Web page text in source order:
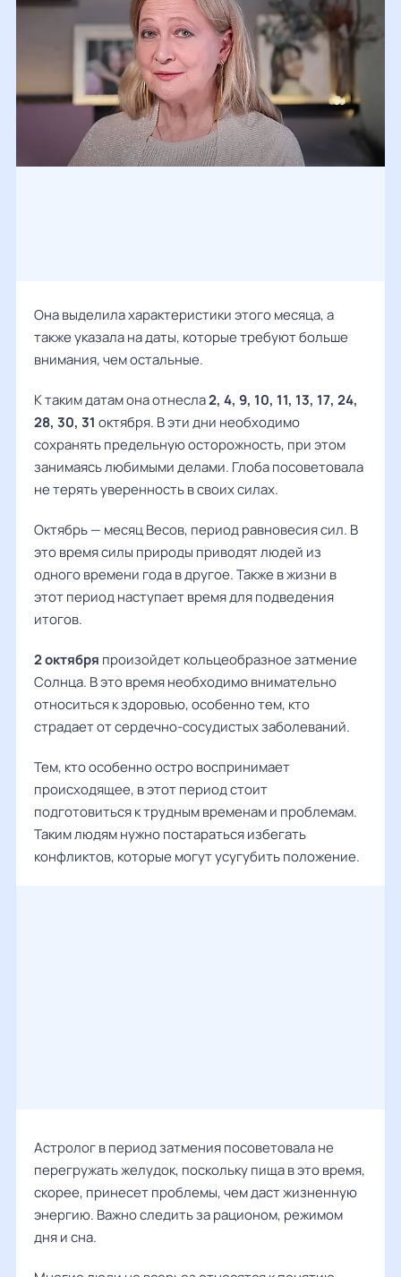
Она выделила характеристики этого месяца, а
также указала на даты, которые требуют больше
внимания, чем остальные.
К таким датам она отнесла2, 4, 9, 10, 11, 13, 17, 24,
28, 30, 31 октября. В эти дни необходимо
сохранять предельную осторожность, при этом
занимаясь любимыми делами. Глобапосоветовала
не терять уверенность в своих силах.
Октябрь — месяц Весов, период равновесия сил. В
это время силы природы приводят людей из
одного времени года в другое. Также в жизни в
этот период наступает время для подведения
итогов.
2 октября произойдет кольцеобразное затмение
Солнца. В это время необходимо внимательно
относиться к здоровью, особенно тем, кто
страдает от сердечно-сосудистых заболеваний.
Тем, кто особенно остро воспринимает
происходящее, в этот период стоит
подготовиться к трудным временам и проблемам.
Таким людям нужно постараться избегать
конфликтов, которые могут усугубить положение.
Астролог в период затмения посоветовала не
перегружать желудок, поскольку пища в это время,
скорее, принесет проблемы, чем даст жизненную
энергию. Важно следить за рационом, режимом
дня и сна.